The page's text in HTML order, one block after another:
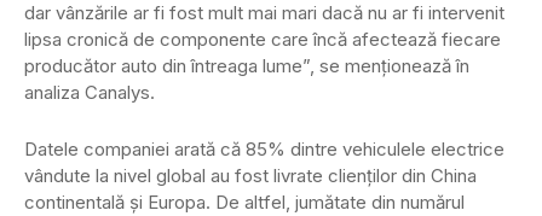
dar vânzările ar fi fost mult mai mari dacă nu ar fi intervenit
lipsa cronică de componente care încă afectează fiecare
producător auto din întreaga lume”, se menționează în
analiza Canalys.
Datele companiei arată că 85% dintre vehiculele electrice
vândute la nivel global au fost livrate clienților din China
continentală și Europa. De altfel, jumătate din numărul